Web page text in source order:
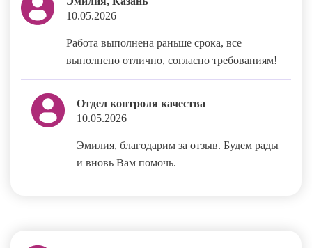
10.05.2026
Работа выполнена раньше срока, все
выполнено отлично, согласно требованиям!
Отдел контроля качества
10.05.2026
Эмилия, благодарим за отзыв. Будем рады
и вновь Вам помочь.